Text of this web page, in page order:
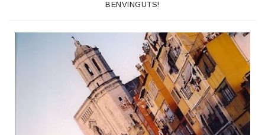
BENVINGUTS!